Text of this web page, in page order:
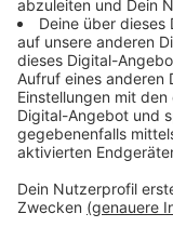
am Ostwall in
gleiche gilt für
oder Radwegen.
auch die